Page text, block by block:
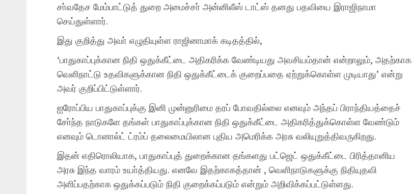
சா்வதேச மேம்பாட்டுத் துறை அமைச்சா் அன்னிலீஸ் டாட்ஸ் தனது பதவியை இராஜிநாமா
செய்துள்ளார்.
இது குறித்து அவா் எழுதியுள்ள ராஜினாமாக் கடிதத்தில்,
‘பாதுகாப்புக்கான நிதி ஒதுக்கீட்டை அதிகரிக்க வேண்டியது அவசியம்தான் என்றாலும், அதற்காக
வெளிநாட்டு உதவிகளுக்கான நிதி ஒதுக்கீட்டைக் குறைப்பதை ஏற்றுக்கொள்ள முடியாது’ என்று
அவர் குறிப்பிட்டுள்ளார்.
ஐரோப்பிய பாதுகாப்புக்கு இனி முன்னுரிமை தரப் போவதில்லை எனவும் அந்தப் பிராந்தியத்தைச்
சோ்ந்த நாடுகளே தங்கள் பாதுகாப்புக்கான நிதி ஒதுக்கீட்டை அதிகரித்துக்கொள்ள வேண்டும்
எனவும் டொனால்ட் ட்ரம்ப் தலைமையிலான புதிய அமெரிக்க அரசு வலியுறுத்திவருகிறது.
இதன் எதிரொலியாக, பாதுகாப்புத் துறைக்கான தங்களது பட்ஜெட் ஒதுக்கீட்டை பிரித்தானிய
அரசு இந்த வாரம் உயா்த்தியது. எனவே இதற்காகத்தான் , வெளிநாடுகளுக்கு நிதியுதவி
அளிப்பதற்காக ஒதுக்கப்படும் நிதி குறைக்கப்படும் என்றும் அறிவிக்கப்பட்டுள்ளது.